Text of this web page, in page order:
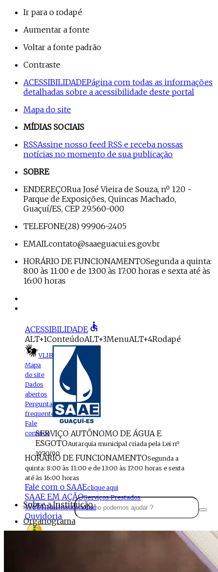
Ir para o rodapé
Aumentar a fonte
Voltar a fonte padrão
Contraste
ACESSIBILIDADEPágina com todas as informações
detalhadas sobre a acessibilidade deste portal
Mapa do site
MÍDIAS SOCIAIS
RSSAssine nosso feed RSS e receba nossas
notícias no momento de sua publicação
SOBRE
ENDEREÇORua José Vieira de Souza, nº 120 -
Parque de Exposições, Quincas Machado,
Guaçuí/ES, CEP 29.560-000
TELEFONE(28) 99906-2405
EMAILcontato@saaeguacui.es.gov.br
HORÁRIO DE FUNCIONAMENTOSegunda a quinta:
8:00 às 11:00 e de 13:00 às 17:00 horas e sexta até às
16:00 horas
ACESSIBILIDADE accessible
ALT+1ConteúdoALT+3MenuALT+4Rodapé
VLIBRAS
Mapa
do site
Dados
abertos
Perguntas
frequentes
Fale
conosco
SERVIÇO AUTÔNOMO DE ÁGUA E
ESGOTOAutarquia municipal criada pela Lei nº
1970/90
HORÁRIO DE FUNCIONAMENTOSegunda a
quinta: 8:00 às 11:00 e de 13:00 às 17:00 horas e sexta
até às 16:00 horas
Fale com o SAAEclique aqui
SAAE EM AÇÃOServiços Prestados
WebmailInstitucional
Ouvidoria
Sobre a Instituição
Organograma